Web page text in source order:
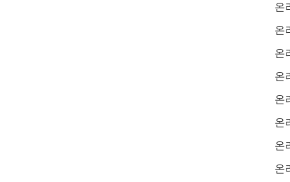
온
온
온
온
온
온
온
온